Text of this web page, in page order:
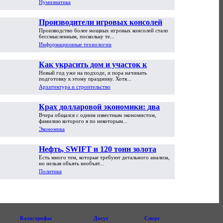
Нумизматика
Производители игровых консолей
достигли предела возможностей
Производство более мощных игровых консолей стало
бессмысленным, поскольку те...
Информационные технологии
Как украсить дом и участок к
Новому году
Новый год уже на подходе, и пора начинать
подготовку к этому празднику. Хотя...
Архитектура и строительство
Крах долларовой экономики: два
пути обрушения
Вчера общался с одним известным экономистом,
фамилию которого я по некоторым...
Экономика
Нефть, SWIFT и 120 тонн золота
Есть много тем, которые требуют детального анализа,
но нельзя объять необъят...
Политика
Катастрофы Досуг Спорт